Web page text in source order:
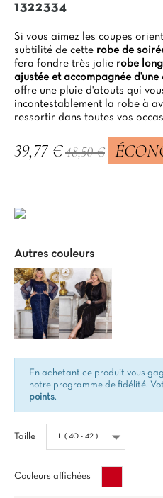
1322334
Si vous aimez les coupes
subtilité de cette robe de
fera fondre très jolie robe
ajustée et accompagnée
offre une pluie d'atouts qui
incontestablement la robe à
ressortir dans toutes vos
39,77 €48,50 €
Autres couleurs
En achetant ce produit vous
notre programme de fidélité.
points.
Taille
Couleurs affichées